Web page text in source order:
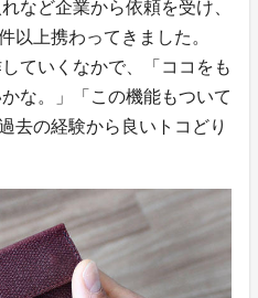
など企業から依頼を受け、
以上携わってきました。
ていくなかで、「ココをも
な。」「この機能もついて
去の経験から良いトコどり